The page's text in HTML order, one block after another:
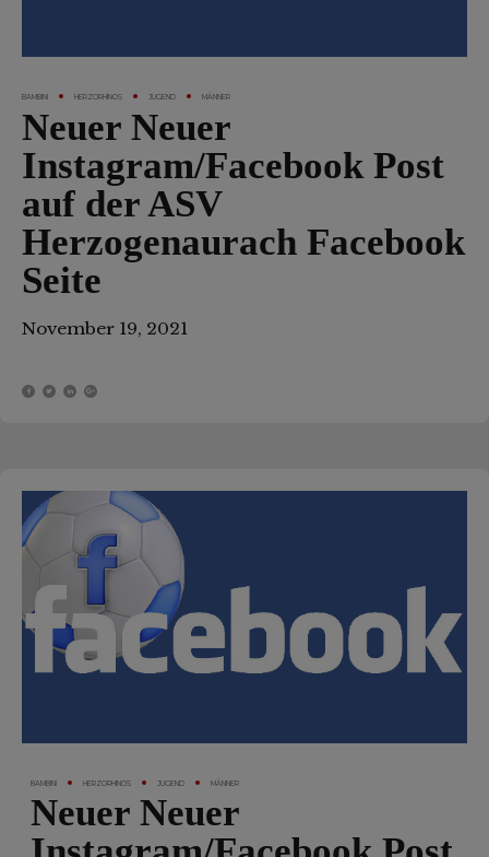
BAMBINI HERZORHINOS JUGEND MÄNNER
Neuer Neuer
Instagram/Facebook Post
auf der ASV
Herzogenaurach Facebook
Seite
November 19, 2021
BAMBINI HERZORHINOS JUGEND MÄNNER
Neuer Neuer